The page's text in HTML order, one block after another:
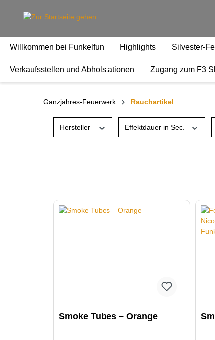
Willkommen bei Funkelfun
Highlights Silvester-
Verkaufsstellen und Abholstationen Zugang zum F3
Ganzjahres-Feuerwerk Rauchartikel
Hersteller Effektdauer in Sec.
Smoke Tubes – Orange